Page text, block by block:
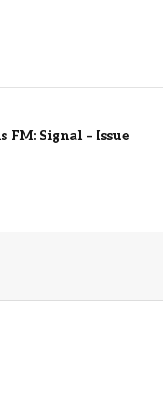
FM: Signal – Issue